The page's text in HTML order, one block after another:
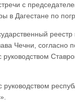
с
в Дагестане по
Чечни, согласно